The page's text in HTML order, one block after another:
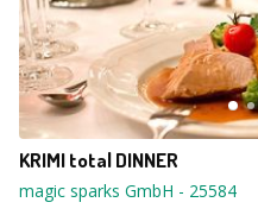
KRIMI total DINNER
magic sparks GmbH - 25584